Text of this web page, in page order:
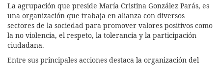
La agrupación que preside María Cristina González Parás, es
una organización que trabaja en alianza con diversos
sectores de la sociedad para promover valores positivos como
la no violencia, el respeto, la tolerancia y la participación
ciudadana.
Entre sus principales acciones destaca la organización del